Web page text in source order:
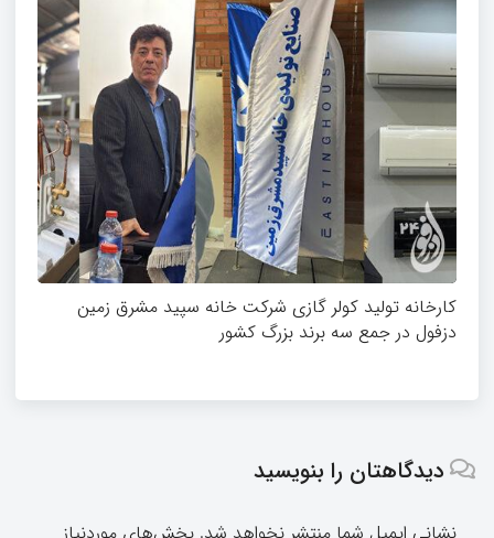
کارخانه تولید کولر گازی شرکت خانه سپید مشرق زمین
دزفول در جمع سه برند بزرگ کشور
دیدگاهتان را بنویسید